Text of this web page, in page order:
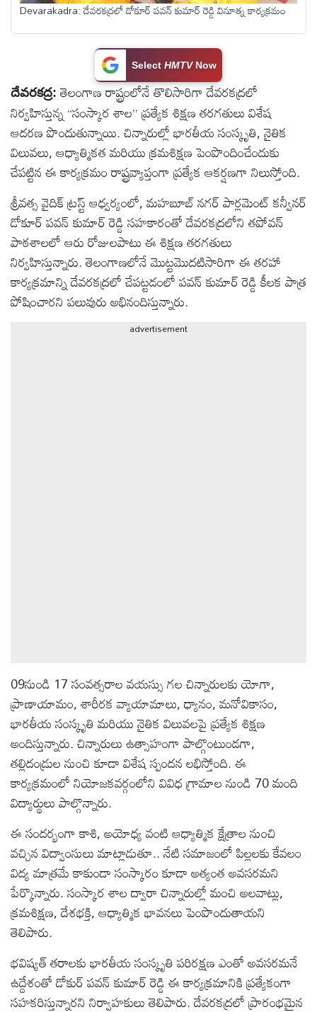
లైఫ్
టెక్నాలజీ
స్పెషల్స్
కెరీర్ &
ఉద్యోగాలు
లైవ్
టీవి
వ్యవసాయం
Devarakadra: దేవరకద్రలో డోకూర్ పవన్ కుమార్ రెడ్డి వినూత్న కార్యక్రమం
Select HMTVNow
దేవరకద్ర: తెలంగాణ రాష్ట్రంలోనే తొలిసారిగా దేవరకద్రలో
నిర్వహిస్తున్న “సంస్కార శాల” ప్రత్యేక శిక్షణ తరగతులు విశేష
ఆదరణ పొందుతున్నాయి. చిన్నారుల్లో భారతీయ సంస్కృతి, నైతిక
విలువలు, ఆధ్యాత్మికత మరియు క్రమశిక్షణ పెంపొందించేందుకు
చేపట్టిన ఈ కార్యక్రమం రాష్ట్రవ్యాప్తంగా ప్రత్యేక ఆకర్షణగా నిలుస్తోంది.
శ్రీవత్స వైదిక్ ట్రస్ట్ ఆధ్వర్యంలో, మహబూబ్ నగర్ పార్లమెంట్ కన్వీనర్
డోకూర్ పవన్ కుమార్ రెడ్డి సహకారంతో దేవరకద్రలోని తపోవన్
పాఠశాలలో ఆరు రోజులపాటు ఈ శిక్షణ తరగతులు
నిర్వహిస్తున్నారు. తెలంగాణలోనే మొట్టమొదటిసారిగా ఈ తరహా
కార్యక్రమాన్ని దేవరకద్రలో చేపట్టడంలో పవన్ కుమార్ రెడ్డి కీలక పాత్ర
పోషించారని పలువురు అభినందిస్తున్నారు.
advertisement
09నుండి 17 సంవత్సరాల వయస్సు గల చిన్నారులకు యోగా,
ప్రాణాయామం, శారీరక వ్యాయామాలు, ధ్యానం, మనోవికాసం,
భారతీయ సంస్కృతి మరియు నైతిక విలువలపై ప్రత్యేక శిక్షణ
అందిస్తున్నారు. చిన్నారులు ఉత్సాహంగా పాల్గొంటుండగా,
తల్లిదండ్రుల నుంచి కూడా విశేష స్పందన లభిస్తోంది. ఈ
కార్యక్రమంలో నియోజకవర్గంలోని వివిధ గ్రామాల నుండి 70 మంది
విద్యార్థులు పాల్గొన్నారు.
ఈ సందర్భంగా కాశి, అయోధ్య వంటి ఆధ్యాత్మిక క్షేత్రాల నుంచి
వచ్చిన విద్వాంసులు మాట్లాడుతూ.. నేటి సమాజంలో పిల్లలకు కేవలం
విద్య మాత్రమే కాకుండా సంస్కారం కూడా అత్యంత అవసరమని
పేర్కొన్నారు. సంస్కార శాల ద్వారా చిన్నారుల్లో మంచి అలవాట్లు,
క్రమశిక్షణ, దేశభక్తి, ఆధ్యాత్మిక భావనలు పెంపొందుతాయని
తెలిపారు.
భవిష్యత్ తరాలకు భారతీయ సంస్కృతి పరిరక్షణ ఎంతో అవసరమనే
ఉద్దేశంతో డోకుర్ పవన్ కుమార్ రెడ్డి ఈ కార్యక్రమానికి ప్రత్యేకంగా
సహకరిస్తున్నారని నిర్వాహకులు తెలిపారు. దేవరకద్రలో ప్రారంభమైన